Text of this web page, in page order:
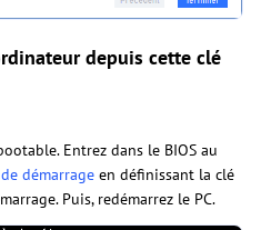
depuis cette clé
Entrez dans le BIOS au
démarrage en définissant la clé
Puis, redémarrez le PC.